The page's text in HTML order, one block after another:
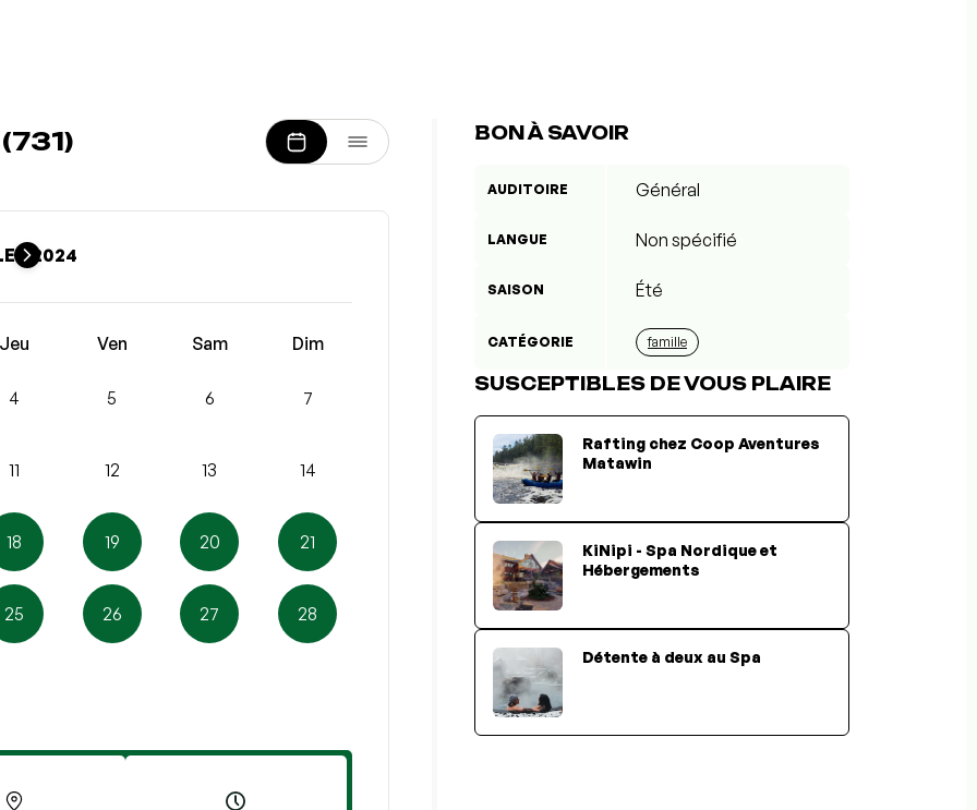
2024
Jeu Ven Sam Dim
4 5 6 7
11 12 13 14
18 19 20 21
25 26 27 28
BON À SAVOIR
AUDITOIRE Général
LANGUE Non spécifié
SAISON Été
CATÉGORIE famille
SUSCEPTIBLES DE VOUS PLAIRE
Rafting chez Coop Aventures
Matawin
KiNipi - Spa Nordique et
Hébergements
Détente à deux au Spa